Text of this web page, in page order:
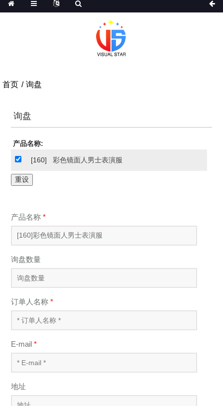
首页 询盘
询盘
产品名称:
[160] 彩色镜面人男士表演服
产品名称 *
询盘数量
订单人名称 *
E-mail *
地址